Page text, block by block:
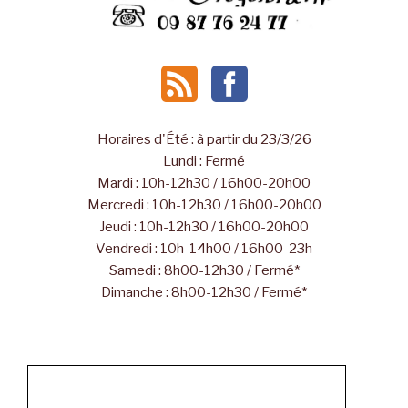
Horaires d'Été : à partir du 23/3/26
Lundi : Fermé
Mardi : 10h-12h30 / 16h00-20h00
Mercredi : 10h-12h30 / 16h00-20h00
Jeudi : 10h-12h30 / 16h00-20h00
Vendredi : 10h-14h00 / 16h00-23h
Samedi : 8h00-12h30 / Fermé*
Dimanche : 8h00-12h30 / Fermé*